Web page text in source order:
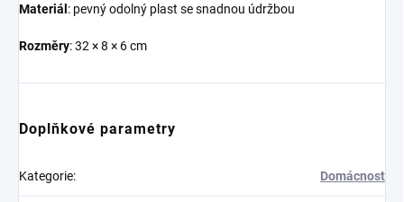
Materiál : pevný odolný plast se snadnou údržbou
Rozměry: 32 × 8 × 6 cm
Doplňkové parametry
Kategorie: Domácnost